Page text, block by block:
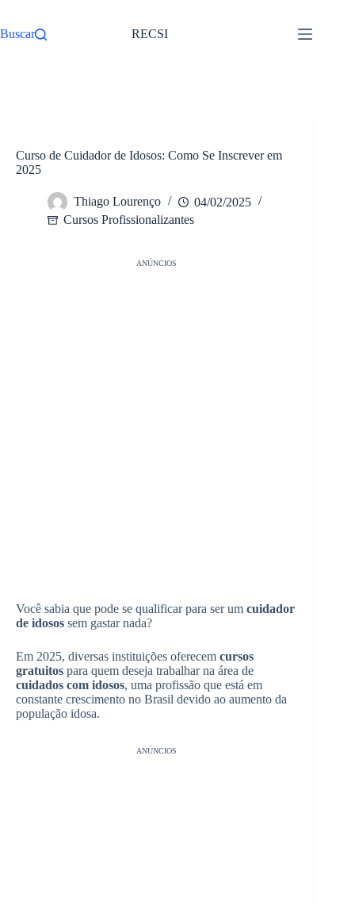
para
o
Buscar RECSI
Curso de Cuidador de Idosos: Como Se Inscrever em
2025
Thiago Lourenço
04/02/2025
Cursos Profissionalizantes
ANÚNCIOS
Você sabia que pode se qualificar para ser um cuidador
de idosos sem gastar nada?
Em 2025, diversas instituições oferecem cursos
gratuitos para quem deseja trabalhar na área de
cuidados com idosos, uma profissão que está em
constante crescimento no Brasil devido ao aumento da
população idosa.
ANÚNCIOS